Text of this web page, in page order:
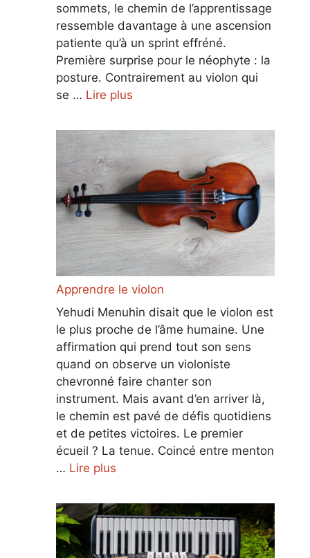
sommets, le chemin de l’apprentissage
ressemble davantage à une ascension
patiente qu’à un sprint effréné.
Première surprise pour le néophyte : la
posture. Contrairement au violon qui
se … Lire plus
Apprendre le violon
Yehudi Menuhin disait que le violon est
le plus proche de l’âme humaine. Une
affirmation qui prend tout son sens
quand on observe un violoniste
chevronné faire chanter son
instrument. Mais avant d’en arriver là,
le chemin est pavé de défis quotidiens
et de petites victoires. Le premier
écueil ? La tenue. Coincé entre menton
… Lire plus